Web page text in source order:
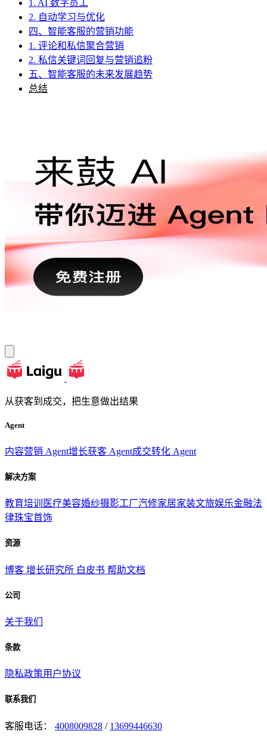
1. AI 数字员工
2. 自动学习与优化
四、智能客服的营销功能
1. 评论和私信聚合营销
2. 私信关键词回复与营销追粉
五、智能客服的未来发展趋势
总结
从获客到成交，把生意做出结果
Agent
内容营销 Agent增长获客 Agent成交转化 Agent
解决方案
教育培训 医疗美容婚纱摄影工厂汽修家居家装文旅娱乐金融法
律珠宝首饰
资源
博客 增长研究所 白皮书 帮助文档
公司
关于我们
条款
隐私政策用户协议
联系我们
客服电话： 4008009828 / 13699446630